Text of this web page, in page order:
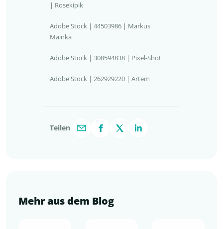
| Rosekipik
Adobe Stock | 44503986 | Markus
Mainka
Adobe Stock | 308594838 | Pixel-Shot
Adobe Stock | 262929220 | Artem
Teilen
Mehr aus dem Blog